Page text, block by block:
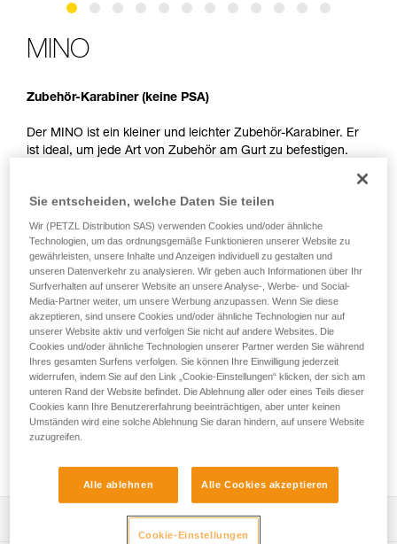
MINO
Zubehör-Karabiner (keine PSA)
Der MINO ist ein kleiner und leichter Zubehör-Karabiner. Er
ist ideal, um jede Art von Zubehör am Gurt zu befestigen.
Zubehörteilen (Bügel gegen Verdrehen Typ CAPTIV und
einem Zubehör zum Verschließen des Schnappers Typ
LOCK) erhältlich.
Leistungsverzeichnis
Sie entscheiden, welche Daten Sie teilen
Wir (PETZL Distribution SAS) verwenden Cookies und/oder ähnliche
Technologien, um das ordnungsgemäße Funktionieren unserer Website zu
gewährleisten, unsere Inhalte und Anzeigen individuell zu gestalten und
unseren Datenverkehr zu analysieren. Wir geben auch Informationen über Ihr
Surfverhalten auf unserer Website an unsere Analyse-, Werbe- und Social-
Media-Partner weiter, um unsere Werbung anzupassen. Wenn Sie diese
akzeptieren, sind unsere Cookies und/oder ähnliche Technologien nur auf
unserer Website aktiv und verfolgen Sie nicht auf andere Websites. Die
Cookies und/oder ähnliche Technologien unserer Partner werden Sie während
Ihres gesamten Surfens verfolgen. Sie können Ihre Einwilligung jederzeit
widerrufen, indem Sie auf den Link „Cookie-Einstellungen“ klicken, der sich am
unteren Rand der Website befindet. Die Ablehnung aller oder eines Teils dieser
Cookies kann Ihre Benutzererfahrung beeinträchtigen, aber unter keinen
Umständen wird eine solche Ablehnung Sie daran hindern, auf unsere Website
zuzugreifen.
Alle ablehnen Alle Cookies akzeptieren
Cookie-Einstellungen